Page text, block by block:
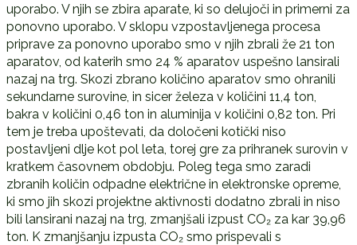
uporabo. V njih se zbira aparate, ki so delujoči in primerni za
ponovno uporabo. V sklopu vzpostavljenega procesa
priprave za ponovno uporabo smo v njih zbrali že 21 ton
aparatov, od katerih smo 24 % aparatov uspešno lansirali
nazaj na trg. Skozi zbrano količino aparatov smo ohranili
sekundarne surovine, in sicer železa v količini 11,4 ton,
bakra v količini 0,46 ton in aluminija v količini 0,82 ton. Pri
tem je treba upoštevati, da določeni kotički niso
postavljeni dlje kot pol leta, torej gre za prihranek surovin v
kratkem časovnem obdobju. Poleg tega smo zaradi
zbranih količin odpadne električne in elektronske opreme,
ki smo jih skozi projektne aktivnosti dodatno zbrali in niso
bili lansirani nazaj na trg, zmanjšali izpust CO₂ za kar 39,96
ton. K zmanjšanju izpusta CO₂ smo prispevali s